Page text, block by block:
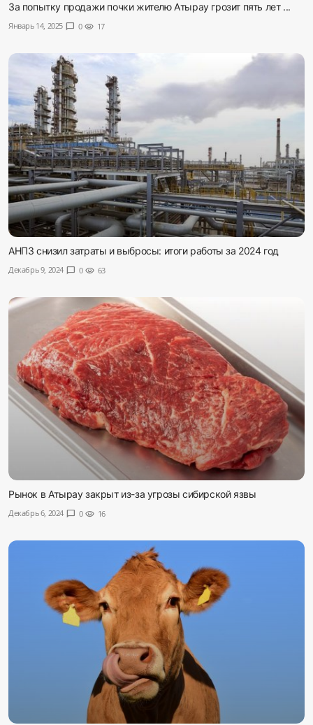
За попытку продажи почки жителю Атырау грозит пять лет ...
Январь 14, 2025 chat_bubble 0 visibility 17
АНПЗ снизил затраты и выбросы: итоги работы за 2024 год
Декабрь 9, 2024 chat_bubble 0 visibility 63
Рынок в Атырау закрыт из-за угрозы сибирской язвы
Декабрь 6, 2024 chat_bubble 0 visibility 16